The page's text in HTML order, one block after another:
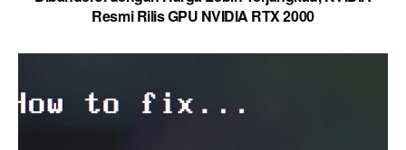
Resmi Rilis GPU NVIDIA RTX 2000